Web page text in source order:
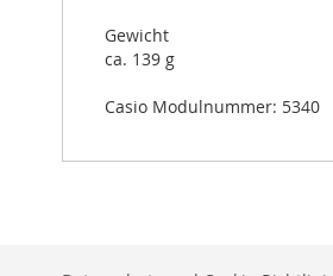
Gewicht
ca. 139 g
Casio Modulnummer: 5340